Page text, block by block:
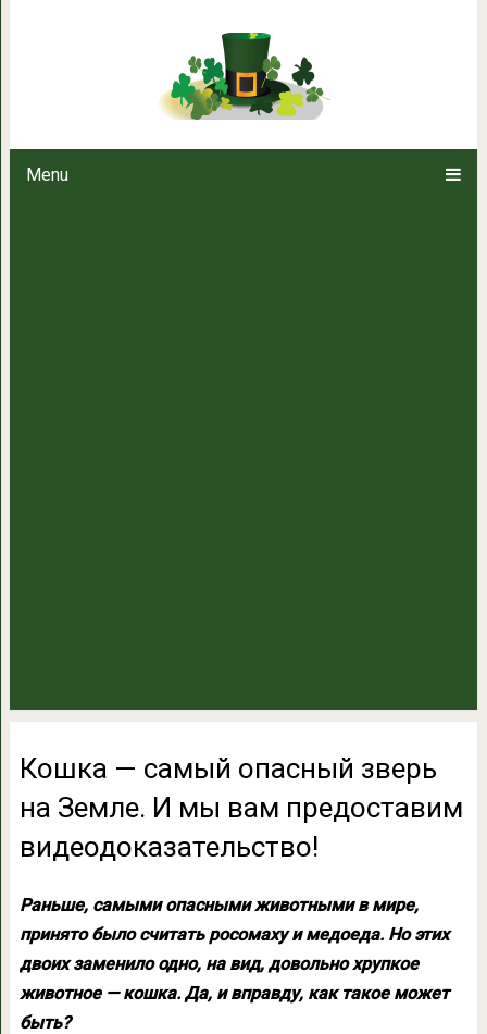
Menu
Кошка — самый опасный
предоставим
Кошка — самый опасный зверь
на Земле. И мы вам предоставим
видеодоказательство!
Раньше, самыми опасными животными в мире,
принято было считать росомаху и медоеда. Но этих
двоих заменило одно, на вид, довольно хрупкое
животное — кошка. Да, и вправду, как такое может
быть?